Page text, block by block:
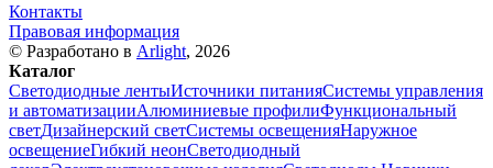
Контакты
Правовая информация
© Разработано в Arlight, 2026
Каталог
Светодиодные лентыИсточники питанияСистемы управления
и автоматизацииАлюминиевые профилиФункциональный
светДизайнерский светСистемы освещенияНаружное
освещениеГибкий неонСветодиодный